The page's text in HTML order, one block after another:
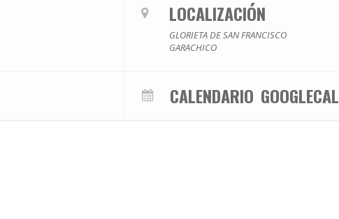
LOCALIZACIÓN
GLORIETA DE SAN FRANCISCO
GARACHICO
CALENDARIO GOOGLECAL